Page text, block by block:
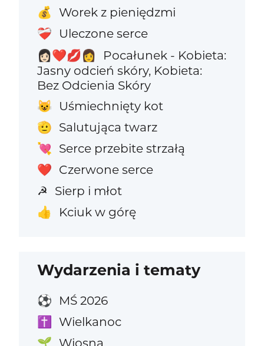
💰 Worek z pieniędzmi
❤️‍🩹 Uleczone serce
👩🏻‍❤️‍💋‍👩
Pocałunek - Kobieta:
Jasny odcień skóry, Kobieta:
Bez Odcienia Skóry
😺 Uśmiechnięty kot
🫡 Salutująca twarz
💘 Serce przebite strzałą
❤️ Czerwone serce
☭ Sierp i młot
👍 Kciuk w górę
Wydarzenia i tematy
⚽ MŚ 2026
✝️ Wielkanoc
🌱 Wiosna